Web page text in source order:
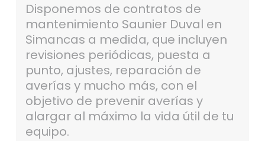
Disponemos de contratos de
mantenimiento Saunier Duval en
Simancas a medida, que incluyen
revisiones periódicas, puesta a
punto, ajustes, reparación de
averías y mucho más, con el
objetivo de prevenir averías y
alargar al máximo la vida útil de tu
equipo.